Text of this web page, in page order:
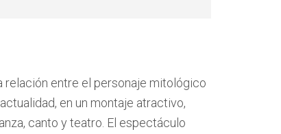
relación entre el personaje mitológico
en un montaje atractivo,
canto y teatro. El espectáculo